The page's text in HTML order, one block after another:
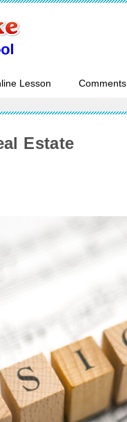
Lesson Comments
Estate